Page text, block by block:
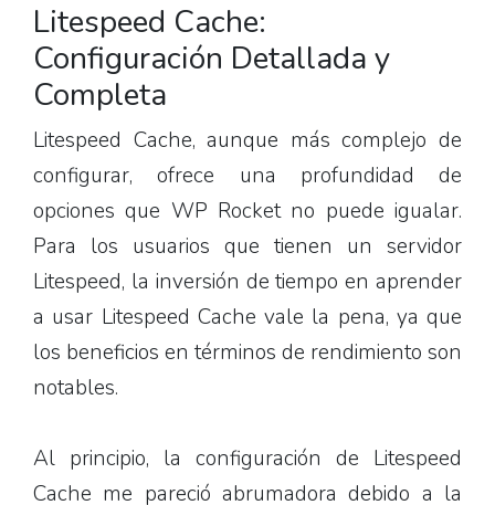
Litespeed Cache:
Configuración Detallada y
Completa
Litespeed Cache, aunque más complejo de
configurar, ofrece una profundidad de
opciones que WP Rocket no puede igualar.
Para los usuarios que tienen un servidor
Litespeed, la inversión de tiempo en aprender
a usar Litespeed Cache vale la pena, ya que
los beneficios en términos de rendimiento son
notables.
Al principio, la configuración de Litespeed
Cache me pareció abrumadora debido a la